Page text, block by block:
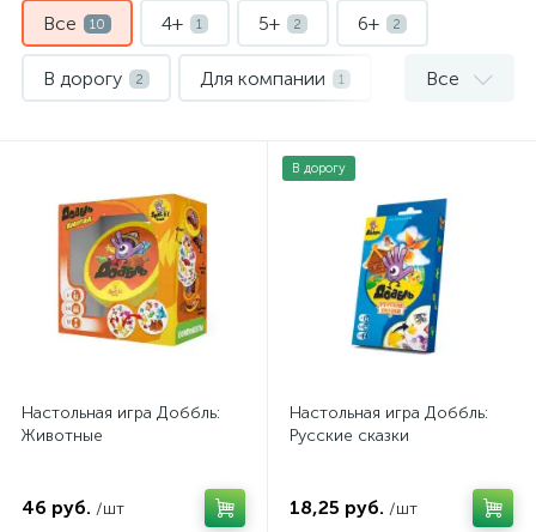
Все 10 4+ 1 5+ 2 6+ 2
В дорогу 2 Для компании 1
Настольные игры для всей семьи
Все
Настольная игра Доббль:
Животные
46 руб. /шт
В дорогу
Настольная игра Доббль:
Русские сказки
18,25 руб. /шт